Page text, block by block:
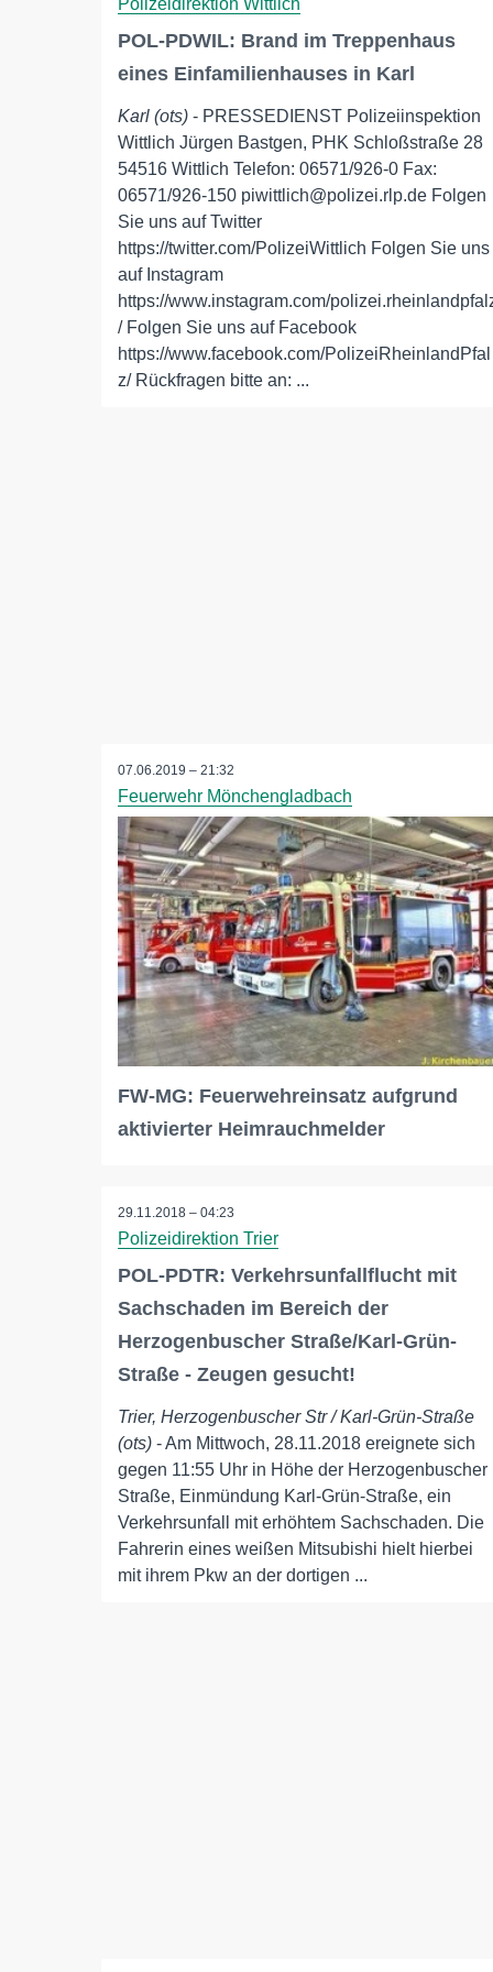
Polizeidirektion Wittlich
POL-PDWIL: Brand im Treppenhaus
eines Einfamilienhauses in Karl
Karl (ots) - PRESSEDIENST Polizeiinspektion
Wittlich Jürgen Bastgen, PHK Schloßstraße 28
54516 Wittlich Telefon: 06571/926-0 Fax:
06571/926-150 piwittlich@polizei.rlp.de Folgen
Sie uns auf Twitter
https://twitter.com/PolizeiWittlich Folgen Sie uns
auf Instagram
https://www.instagram.com/
/ Folgen Sie uns auf Facebook
https://www.facebook.com/PolizeiRheinlandPfal
z/ Rückfragen bitte an: ...
07.06.2019 – 21:32
Feuerwehr Mönchengladbach
FW-MG: Feuerwehreinsatz aufgrund
aktivierter Heimrauchmelder
29.11.2018 – 04:23
Polizeidirektion Trier
POL-PDTR: Verkehrsunfallflucht mit
Sachschaden im Bereich der
Herzogenbuscher Straße/Karl-Grün-
Straße - Zeugen gesucht!
Trier, Herzogenbuscher Str / Karl-Grün-Straße
(ots) - Am Mittwoch, 28.11.2018 ereignete sich
gegen 11:55 Uhr in Höhe der Herzogenbuscher
Straße, Einmündung Karl-Grün-Straße, ein
Verkehrsunfall mit erhöhtem Sachschaden. Die
Fahrerin eines weißen Mitsubishi hielt hierbei
mit ihrem Pkw an der dortigen ...